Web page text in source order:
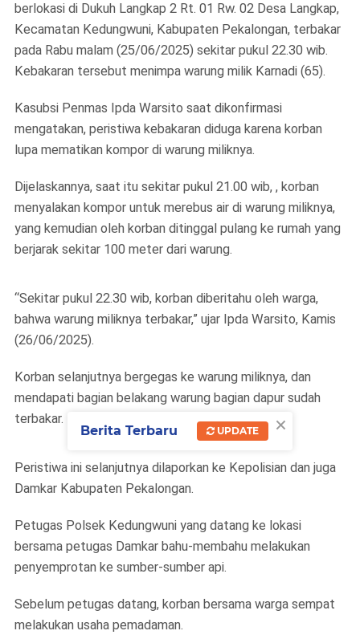
berlokasi di Dukuh Langkap 2 Rt. 01 Rw. 02 Desa Langkap,
Kecamatan Kedungwuni, Kabupaten Pekalongan, terbakar
pada Rabu malam (25/06/2025) sekitar pukul 22.30 wib.
Kebakaran tersebut menimpa warung milik Karnadi (65).
Kasubsi Penmas Ipda Warsito saat dikonfirmasi
mengatakan, peristiwa kebakaran diduga karena korban
lupa mematikan kompor di warung miliknya.
Dijelaskannya, saat itu sekitar pukul 21.00 wib, , korban
menyalakan kompor untuk merebus air di warung miliknya,
yang kemudian oleh korban ditinggal pulang ke rumah yang
berjarak sekitar 100 meter dari warung.
“Sekitar pukul 22.30 wib, korban diberitahu oleh warga,
bahwa warung miliknya terbakar,” ujar Ipda Warsito, Kamis
(26/06/2025).
Korban selanjutnya bergegas ke warung miliknya, dan
mendapati bagian belakang warung bagian dapur sudah
terbakar.
Peristiwa ini selanjutnya dilaporkan ke Kepolisian dan juga
Damkar Kabupaten Pekalongan.
Petugas Polsek Kedungwuni yang datang ke lokasi
bersama petugas Damkar bahu-membahu melakukan
penyemprotan ke sumber-sumber api.
Sebelum petugas datang, korban bersama warga sempat
melakukan usaha pemadaman.
×
Berita Terbaru UPDATE